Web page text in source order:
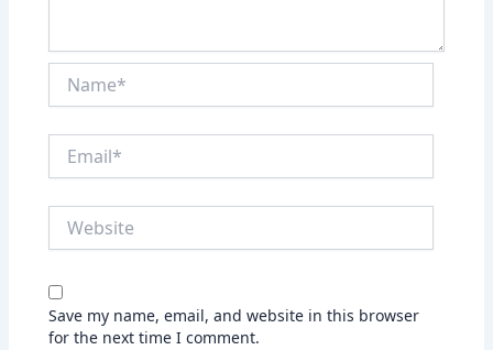
Save my name, email, and website in this browser
for the next time I comment.